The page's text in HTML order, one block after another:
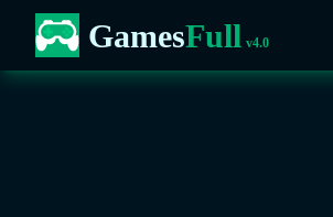
GamesFull v4.0